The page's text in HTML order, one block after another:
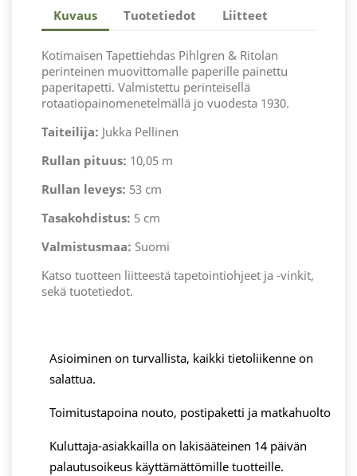
Kuvaus Tuotetiedot Liitteet
Kotimaisen Tapettiehdas Pihlgren & Ritolan
perinteinen muovittomalle paperille painettu
paperitapetti. Valmistettu perinteisellä
rotaatiopainomenetelmällä jo vuodesta 1930.
Taiteilija: Jukka Pellinen
Rullan pituus: 10,05 m
Rullan leveys: 53 cm
Tasakohdistus: 5 cm
Valmistusmaa: Suomi
Katso tuotteen liitteestä tapetointiohjeet ja -vinkit,
sekä tuotetiedot.
Asioiminen on turvallista, kaikki tietoliikenne on
salattua.
Toimitustapoina nouto, postipaketti ja matkahuolto
Kuluttaja-asiakkailla on lakisääteinen 14 päivän
palautusoikeus käyttämättömille tuotteille.